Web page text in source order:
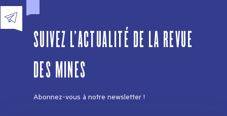
SUIVEZ L'ACTUALITÉ DE LA REVUE
DES MINES
Abonnez-vous à notre newsletter !